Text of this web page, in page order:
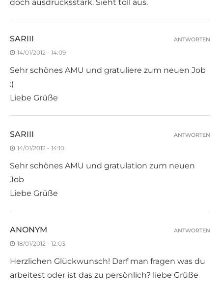
doch ausdrucksstark. Sieht toll aus.
SARIII
14/01/2012 - 14:09
Sehr schönes AMU und gratuliere zum neuen Job
:)
Liebe Grüße
ANTWORTEN
SARIII
14/01/2012 - 14:10
Sehr schönes AMU und gratulation zum neuen
Job
Liebe Grüße
ANTWORTEN
ANONYM
18/01/2012 - 12:03
Herzlichen Glückwunsch! Darf man fragen was du
arbeitest oder ist das zu persönlich? liebe Grüße
ANTWORTEN